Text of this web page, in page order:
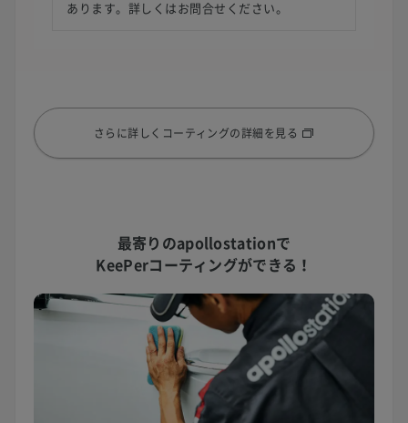
あります。詳しくはお問合せください。
さらに詳しくコーティングの詳細を見る
最寄りのapollostationで
KeePerコーティングができる！